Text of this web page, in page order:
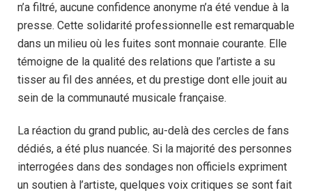
n’a filtré, aucune confidence anonyme n’a été vendue à la
presse. Cette solidarité professionnelle est remarquable
dans un milieu où les fuites sont monnaie courante. Elle
témoigne de la qualité des relations que l’artiste a su
tisser au fil des années, et du prestige dont elle jouit au
sein de la communauté musicale française.
La réaction du grand public, au-delà des cercles de fans
dédiés, a été plus nuancée. Si la majorité des personnes
interrogées dans des sondages non officiels expriment
un soutien à l’artiste, quelques voix critiques se sont fait